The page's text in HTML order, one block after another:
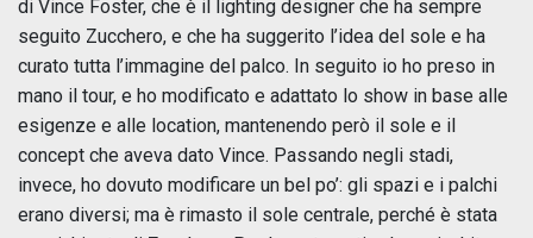
di Vince Foster, che è il lighting designer che ha sempre
seguito Zucchero, e che ha suggerito l’idea del sole e ha
curato tutta l’immagine del palco. In seguito io ho preso in
mano il tour, e ho modificato e adattato lo show in base alle
esigenze e alle location, mantenendo però il sole e il
concept che aveva dato Vince. Passando negli stadi,
invece, ho dovuto modificare un bel po’: gli spazi e i palchi
erano diversi; ma è rimasto il sole centrale, perché è stata